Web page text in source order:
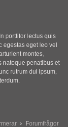
porttitor lectus quis
egestas eget leo vel
montes,
natoque penatibus et
rutrum dui ipsum,
Forumfrågor